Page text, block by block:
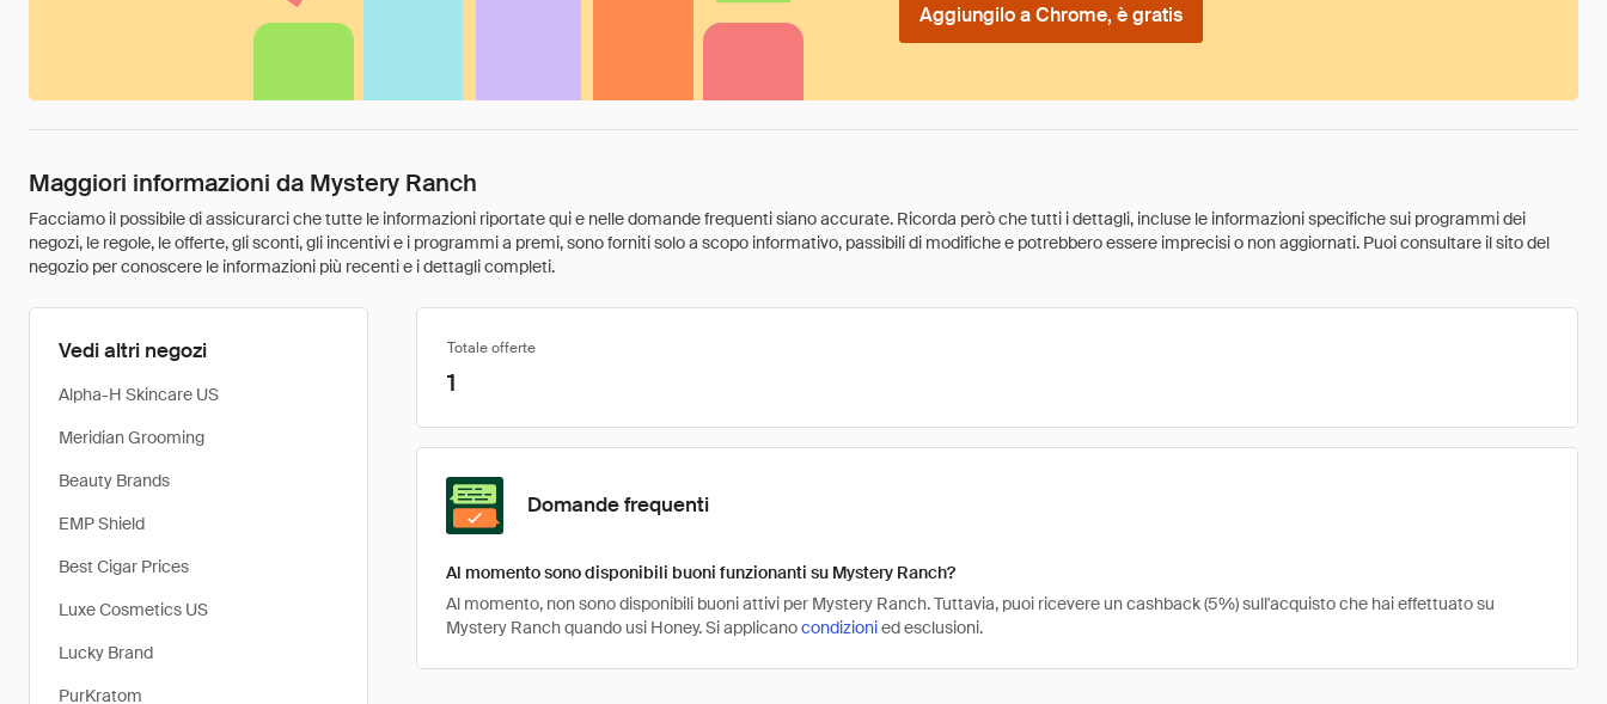
Aggiungilo a Chrome, è gratis
Maggiori informazioni da Mystery Ranch
Facciamo il possibile di assicurarci che tutte le informazioni riportate qui e nelle domande frequenti siano accurate. Ricorda però che tutti i dettagli, incluse le informazioni specifiche sui programmi dei
negozi, le regole, le offerte, gli sconti, gli incentivi e i programmi a premi, sono forniti solo a scopo informativo, passibili di modifiche e potrebbero essere imprecisi o non aggiornati. Puoi consultare il sito del
negozio per conoscere le informazioni più recenti e i dettagli completi.
Vedi altri negozi
Alpha-H Skincare US
Meridian Grooming
Beauty Brands
EMP Shield
Best Cigar Prices
Luxe Cosmetics US
Lucky Brand
PurKratom
Totale offerte
1
Domande frequenti
Al momento sono disponibili buoni funzionanti su Mystery Ranch?
Al momento, non sono disponibili buoni attivi per Mystery Ranch. Tuttavia, puoi ricevere un cashback (5%) sull'acquisto che hai effettuato su
Mystery Ranch quando usi Honey. Si applicanocondizionied esclusioni.